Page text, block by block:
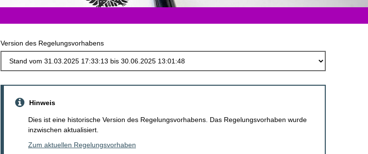
Version des Regelungsvorhabens
Hinweis
Dies ist eine historische Version des Regelungsvorhabens. Das Regelungsvorhaben wurde
inzwischen aktualisiert.
Zum aktuellen Regelungsvorhaben